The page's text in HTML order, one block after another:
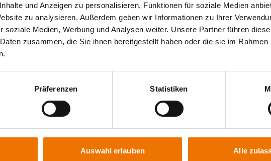
und Anzeigen zu personalisieren, Funktionen für soziale Medien
zu analysieren. Außerdem geben wir Informationen zu Ihrer
soziale Medien, Werbung und Analysen weiter. Unsere Partner führen
zusammen, die Sie ihnen bereitgestellt haben oder die sie im Rahmen
Präferenzen Statistiken
Auswahl erlauben Alle
nach Landesbauordnung (PÜZ-Stelle):
EN ISO 17660-1 bzw. 2
und basieren auf unseren Anerkennungen nach
13480